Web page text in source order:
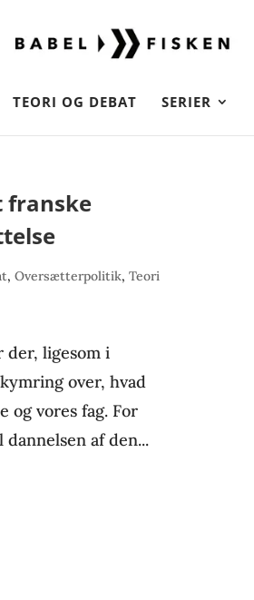
TEORI OG DEBAT SERIER
franske
,Oversætterpolitik,Teori
der, ligesom i
over, hvad
og vores fag. For
af den...